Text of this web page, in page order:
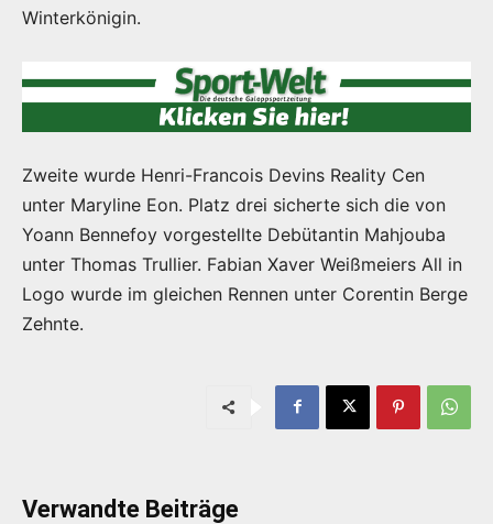
Winterkönigin.
Zweite wurde Henri-Francois Devins Reality Cen
unter Maryline Eon. Platz drei sicherte sich die von
Yoann Bennefoy vorgestellte Debütantin Mahjouba
unter Thomas Trullier. Fabian Xaver Weißmeiers All in
Logo wurde im gleichen Rennen unter Corentin Berge
Zehnte.
Verwandte Beiträge